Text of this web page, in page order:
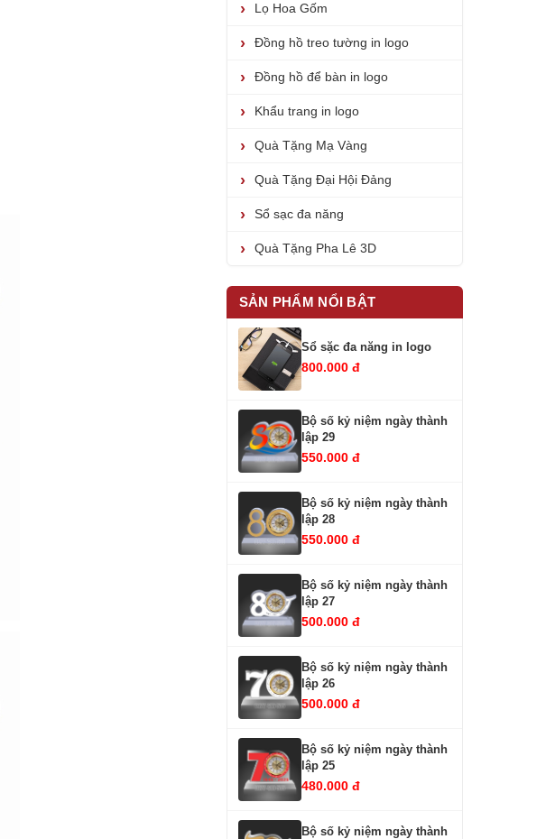
Lọ Hoa Gốm
Đồng hồ treo tường in logo
Đồng hồ để bàn in logo
Khẩu trang in logo
Quà Tặng Mạ Vàng
Quà Tặng Đại Hội Đảng
Sổ sạc đa năng
Quà Tặng Pha Lê 3D
SẢN PHẨM NỔI BẬT
Sổ sặc đa năng in logo
800.000 đ
Bộ số kỷ niệm ngày thành
lập 29
550.000 đ
Bộ số kỷ niệm ngày thành
lập 28
550.000 đ
Bộ số kỷ niệm ngày thành
lập 27
500.000 đ
Bộ số kỷ niệm ngày thành
lập 26
500.000 đ
Bộ số kỷ niệm ngày thành
lập 25
480.000 đ
Bộ số kỷ niệm ngày thành